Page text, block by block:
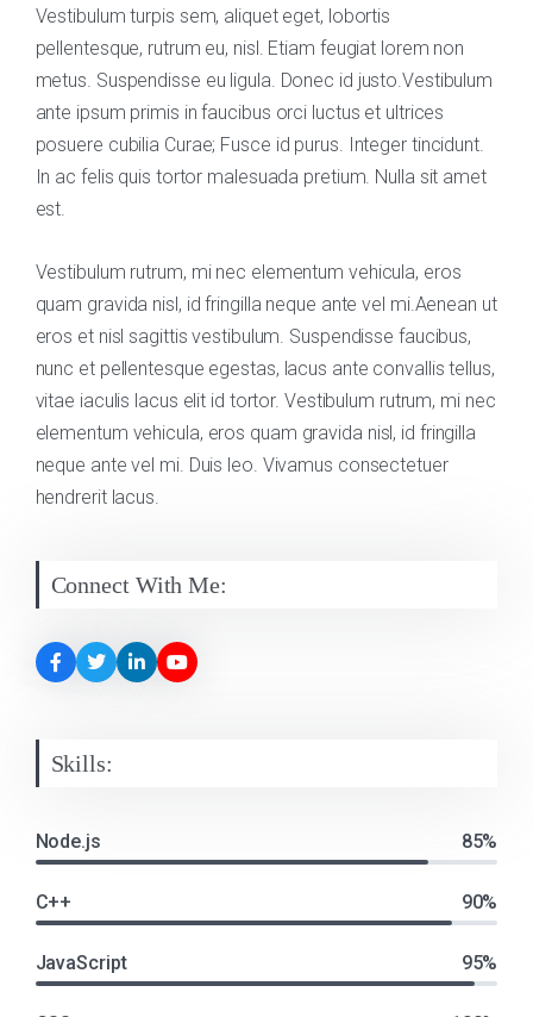
Vestibulum turpis sem, aliquet eget, lobortis
pellentesque, rutrum eu, nisl. Etiam feugiat lorem non
metus. Suspendisse eu ligula. Donec id justo.Vestibulum
ante ipsum primis in faucibus orci luctus et ultrices
posuere cubilia Curae; Fusce id purus. Integer tincidunt.
In ac felis quis tortor malesuada pretium. Nulla sit amet
est.
Vestibulum rutrum, mi nec elementum vehicula, eros
quam gravida nisl, id fringilla neque ante vel mi.Aenean ut
eros et nisl sagittis vestibulum. Suspendisse faucibus,
nunc et pellentesque egestas, lacus ante convallis tellus,
vitae iaculis lacus elit id tortor. Vestibulum rutrum, mi nec
elementum vehicula, eros quam gravida nisl, id fringilla
neque ante vel mi. Duis leo. Vivamus consectetuer
hendrerit lacus.
Connect With Me:
Skills:
Node.js 85%
C++ 90%
JavaScript 95%